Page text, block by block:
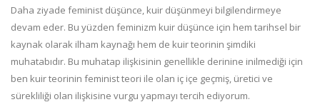
Daha ziyade feminist düşünce, kuir düşünmeyi bilgilendirmeye
devam eder. Bu yüzden feminizm kuir düşünce için hem tarihsel bir
kaynak olarak ilham kaynağı hem de kuir teorinin şimdiki
muhatabıdır. Bu muhatap ilişkisinin genellikle derinine inilmediği için
ben kuir teorinin feminist teori ile olan iç içe geçmiş, üretici ve
sürekliliği olan ilişkisine vurgu yapmayı tercih ediyorum.